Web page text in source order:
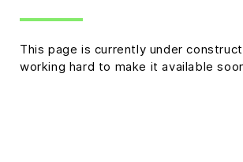
This page is currently under
working hard to make it available